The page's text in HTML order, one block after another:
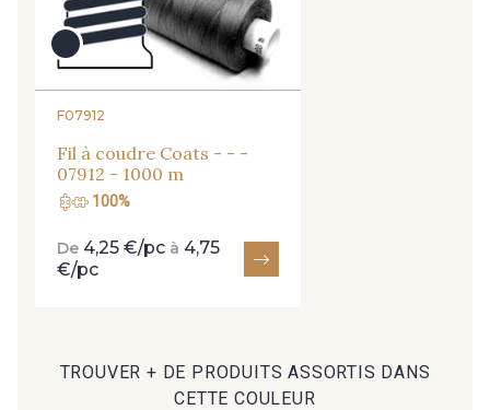
12 - Vert Canard
33 - Indigo
34 - Rose chiné 14 - Rose Perle
F07912
Fil à coudre Coats - - -
07912 - 1000 m
100%
De 4,25 €/pc à 4,75
€/pc
TROUVER + DE PRODUITS ASSORTIS DANS
CETTE COULEUR